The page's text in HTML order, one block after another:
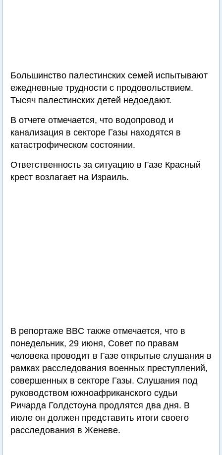
Большинство палестинских семей испытывают
ежедневные трудности с продовольствием.
Тысяч палестинских детей недоедают.
В отчете отмечается, что водопровод и
канализация в секторе Газы находятся в
катастрофическом состоянии.
Ответственность за ситуацию в Газе Красный
крест возлагает на Израиль.
В репортаже BBC также отмечается, что в
понедельник, 29 июня, Совет по правам
человека проводит в Газе открытые слушания в
рамках расследования военных преступлений,
совершенных в секторе Газы. Слушания под
руководством южноафриканского судьи
Ричарда Голдстоуна продлятся два дня. В
июле он должен представить итоги своего
расследования в Женеве.